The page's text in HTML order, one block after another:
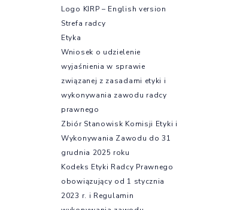
Logo KIRP – English version
Strefa radcy
Etyka
Wniosek o udzielenie
wyjaśnienia w sprawie
związanej z zasadami etyki i
wykonywania zawodu radcy
prawnego
Zbiór Stanowisk Komisji Etyki i
Wykonywania Zawodu do 31
grudnia 2025 roku
Kodeks Etyki Radcy Prawnego
obowiązujący od 1 stycznia
2023 r. i Regulamin